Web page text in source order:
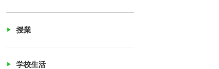
授業
学校生活